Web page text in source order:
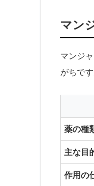
マン
マンジ
がちで
薬の種
主な目
作用の